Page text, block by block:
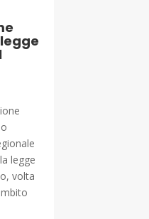
legge
volta